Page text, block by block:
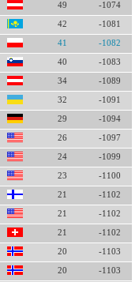
49 -1074
42 -1081
41 -1082
40 -1083
34 -1089
32 -1091
29 -1094
26 -1097
24 -1099
23 -1100
21 -1102
21 -1102
21 -1102
20 -1103
20 -1103